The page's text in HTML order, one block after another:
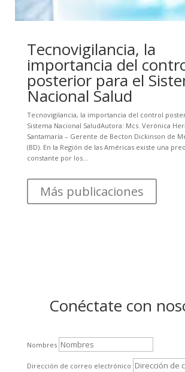
Tecnovigilancia, la
importancia del
posterior para el
Nacional Salud
Tecnovigilancia, la importancia del control
Sistema Nacional SaludAutora: Mcs. Verónica
Santamaría – Gerente de Becton Dickinson de
(BD). En la Región de las Américas existe una
constante por los...
Más publicaciones
Conéctate con
Nombres
Dirección de correo electrónico